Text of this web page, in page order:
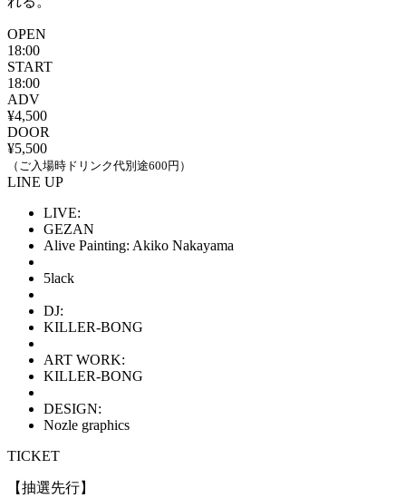
OPEN
18:00
START
18:00
ADV
¥4,500
DOOR
¥5,500
（ご入場時ドリンク代別途600円）
LINE UP
LIVE:
GEZAN
Alive Painting: Akiko Nakayama
5lack
DJ:
KILLER-BONG
ART WORK:
KILLER-BONG
DESIGN:
Nozle graphics
TICKET
【抽選先行】